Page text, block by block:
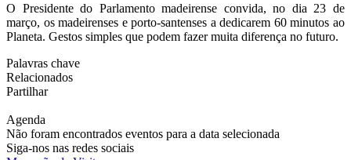
O Presidente do Parlamento madeirense convida, no dia 23 de
março, os madeirenses e porto-santenses a dedicarem 60 minutos ao
Planeta. Gestos simples que podem fazer muita diferença no futuro.
Palavras chave
Relacionados
Partilhar
Agenda
Não foram encontrados eventos para a data selecionada
Siga-nos nas redes sociais